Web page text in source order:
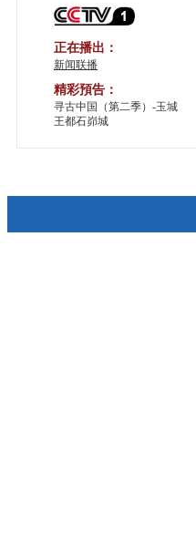
正在播出：
新闻联播
精彩預告：
寻古中国（第二季）-玉城
王都石峁城